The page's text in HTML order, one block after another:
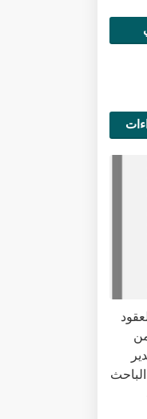
أسامة المرزوقي - العدد 94 من